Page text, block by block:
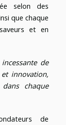
selon des
que chaque
et en
de
innovation,
chaque
de